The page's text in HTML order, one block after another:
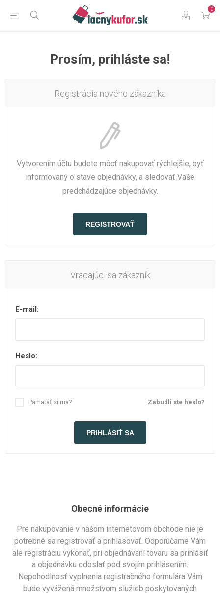
0
Prosím, prihláste sa!
Registrácia nového zákazníka
Vytvorením účtu budete môcť nakupovať rýchlejšie, byť
informovaný o stave objednávky, a sledovať Vaše
predchádzajúce objednávky.
Vracajúci sa zákazník
E-mail:
Heslo:
Zabudli ste heslo?
Pamätať si ma?
Obecné informácie
Pre nakupovanie v našom internetovom obchode nie je
potrebné sa registrovať a prihlasovať. Odporúčame Vám
ale registráciu vykonať, pri objednávaní tovaru sa prihlásiť
a objednávku odoslať pod svojím prihlásením.
Nepohodlnosť vyplnenia registračného formulára Vám
bude vyvážená množstvom služieb poskytovaných